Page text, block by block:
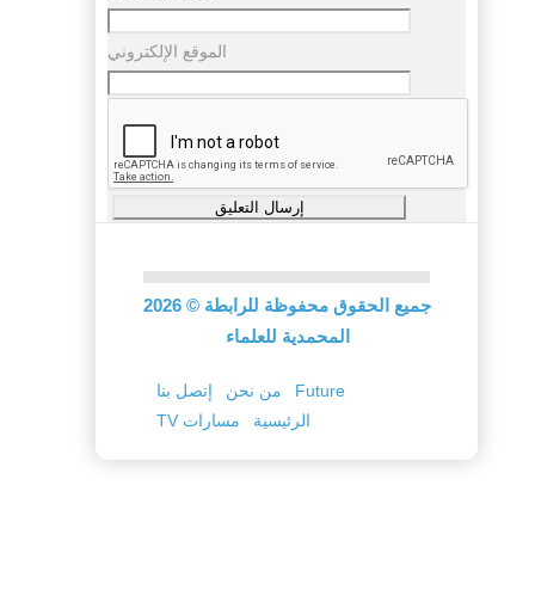
الموقع الإلكتروني
2026 © جميع الحقوق محفوظة للرابطة
المحمدية للعلماء
إتصل بنا من نحن
Future
TV مسارات
الرئيسية